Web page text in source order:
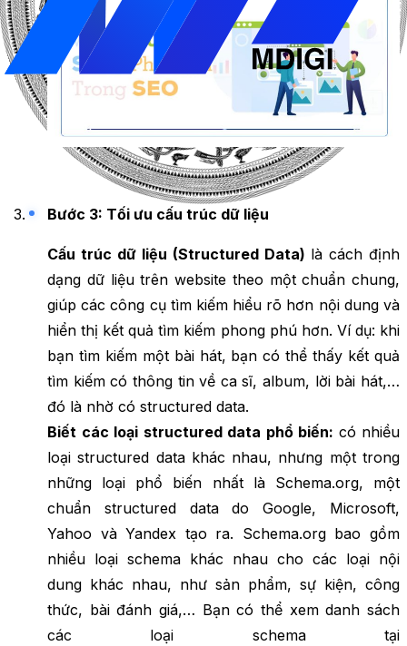
Bước 3: Tối ưu cấu trúc dữ liệu
Cấu trúc dữ liệu (Structured Data) là cách định
dạng dữ liệu trên website theo một chuẩn chung,
giúp các công cụ tìm kiếm hiểu rõ hơn nội dung và
hiển thị kết quả tìm kiếm phong phú hơn. Ví dụ: khi
bạn tìm kiếm một bài hát, bạn có thể thấy kết quả
tìm kiếm có thông tin về ca sĩ, album, lời bài hát,…
đó là nhờ có structured data.
Biết các loại structured data phổ biến: có nhiều
loại structured data khác nhau, nhưng một trong
những loại phổ biến nhất là Schema.org, một
chuẩn structured data do Google, Microsoft,
Yahoo và Yandex tạo ra. Schema.org bao gồm
nhiều loại schema khác nhau cho các loại nội
dung khác nhau, như sản phẩm, sự kiện, công
thức, bài đánh giá,… Bạn có thể xem danh sách
các loại schema tại